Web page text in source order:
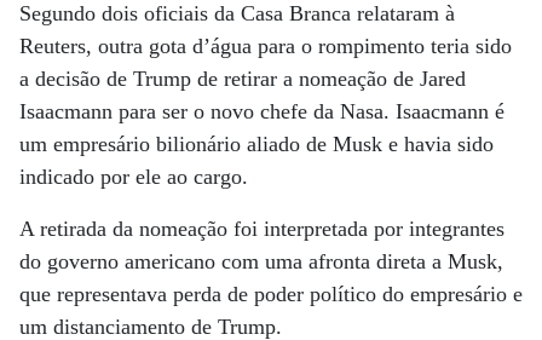
Segundo dois oficiais da Casa Branca relataram à
Reuters, outra gota d’água para o rompimento teria sido
a decisão de Trump de retirar a nomeação de Jared
Isaacmann para ser o novo chefe da Nasa. Isaacmann é
um empresário bilionário aliado de Musk e havia sido
indicado por ele ao cargo.
A retirada da nomeação foi interpretada por integrantes
do governo americano com uma afronta direta a Musk,
que representava perda de poder político do empresário e
um distanciamento de Trump.